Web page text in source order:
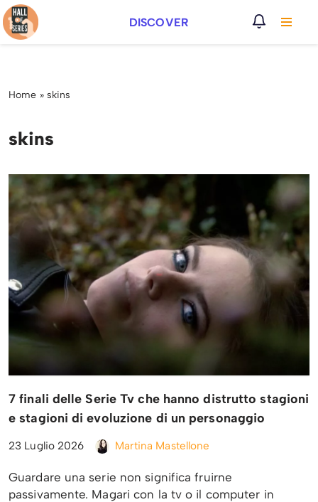
Vai
DISCOVER
Home » skins
skins
7 finali delle Serie Tv che hanno distrutto stagioni
e stagioni di evoluzione di un personaggio
23 Luglio 2026 Martina Mastellone
Guardare una serie non significa fruirne
passivamente. Magari con la tv o il computer in